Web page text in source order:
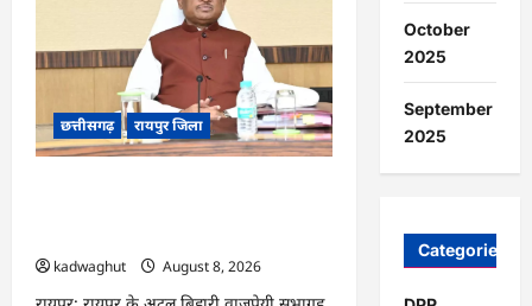
पालतू
कुत्ते
के
अंतिम
संस्कार
पर
मचा
बवाल,
भड़के
मोहल्लेवासी,
छत्तीसगढ़ रायपुर जिला
kadwaghut
August 8, 2026
October
2025
September
2025
Categories